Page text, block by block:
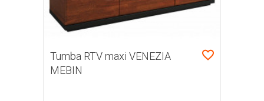
Tumba RTV maxi VENEZIA
MEBIN